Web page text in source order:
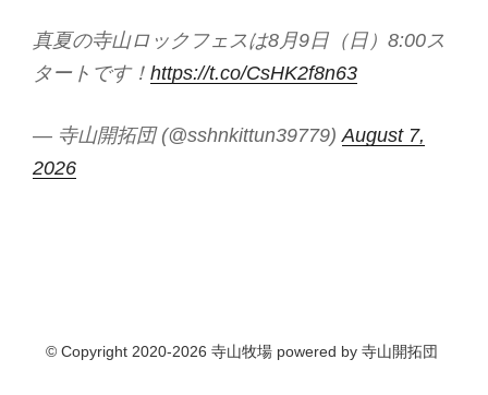
真夏の寺山ロックフェスは8月9日（日）8:00ス
タートです！ https://t.co/CsHK2f8n63
— 寺山開拓団 (@sshnkittun39779) August 7,
2026
© Copyright 2020-2026 寺山牧場 powered by 寺山開拓団